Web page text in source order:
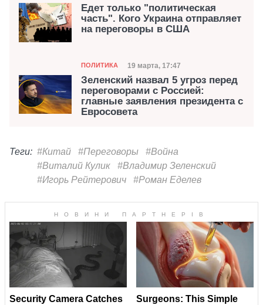
Едет только "политическая
часть". Кого Украина отправляет
на переговоры в США
Категория
ПОЛИТИКА Дата публикации
19 марта, 17:47
Зеленский назвал 5 угроз перед
переговорами с Россией:
главные заявления президента с
Евросовета
Теги: #Китай #Переговоры
#Война
#Виталий Кулик
#Владимир Зеленский
#Игорь Рейтерович
#Роман Еделев